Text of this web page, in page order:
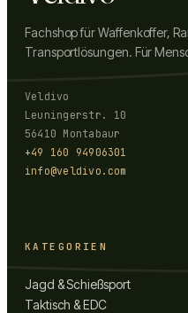
Fachshop für Waffenkoffer,
Transportlösungen. Für
Veldivo
Leuningerstr. 10
56410 Montabaur
+49 160 94906301
info@veldivo.com
KATEGORIEN
Jagd & Schießsport
Taktisch & EDC